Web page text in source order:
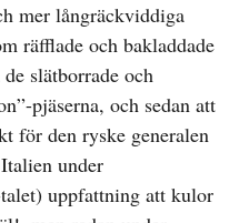
mer långräckviddiga
räfflade och bakladdade
slätborrade och
pjäserna, och sedan att
för den ryske generalen
under
uppfattning att kulor